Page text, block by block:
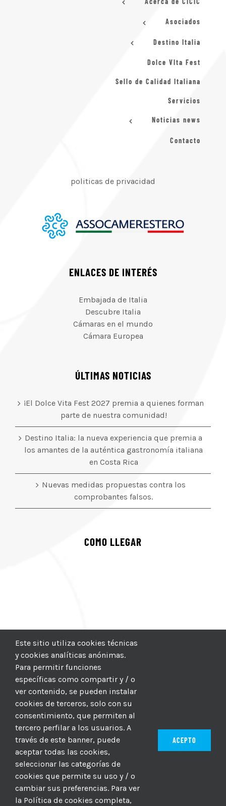
Asociados
Destino Italia
Dolce VIta Fest
Sello de Calidad Italiana
Servicios
Noticias news
Contacto
politicas de privacidad
ENLACES DE INTERÉS
Embajada de Italia
Descubre Italia
Cámaras en el mundo
Cámara Europea
ÚLTIMAS NOTICIAS
¡El Dolce Vita Fest 2027 premia a quienes forman
parte de nuestra comunidad!
Destino Italia: la nueva experiencia que premia a
los amantes de la auténtica gastronomía italiana
en Costa Rica
Nuevas medidas propuestas contra los
comprobantes falsos.
COMO LLEGAR
© 2012–2025 |CICIC| Hosting: Hosting Para PYMES
MBAGIO.COM
| Todos los derechos reservados
Este sitio utiliza cookies técnicas
y cookies analíticas anónimas.
Para permitir funciones
específicas como compartir y / o
ver contenido, se pueden instalar
cookies de terceros, solo con su
consentimiento, que permiten al
tercero perfilar a los usuarios. A
través de este banner, puede
aceptar todas las cookies,
seleccionar las categorías de
cookies que permite su uso y / o
cambiar sus preferencias. Para ver
la Política de cookies completa,
ACEPTO